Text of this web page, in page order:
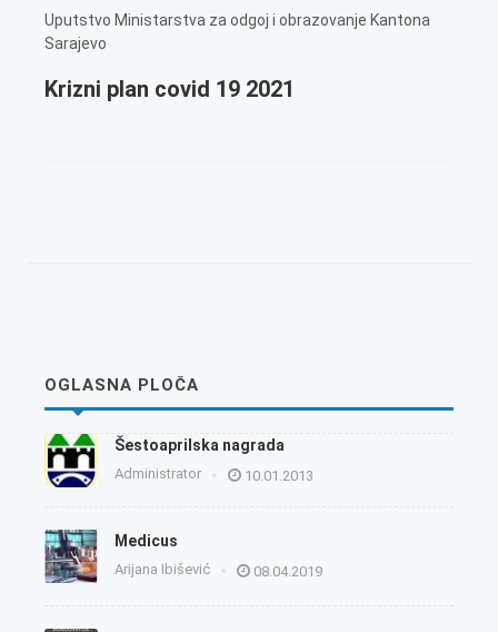
Uputstvo Ministarstva za odgoj i obrazovanje Kantona
Sarajevo
Krizni plan covid 19 2021
OGLASNA PLOČA
Šestoaprilska nagrada
Administrator 10.01.2013
Medicus
Arijana Ibišević 08.04.2019